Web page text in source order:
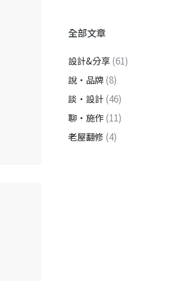
全部文章
設計&分享(61)
說・品牌(8)
談・設計(46)
聊・施作(11)
老屋翻修 (4)